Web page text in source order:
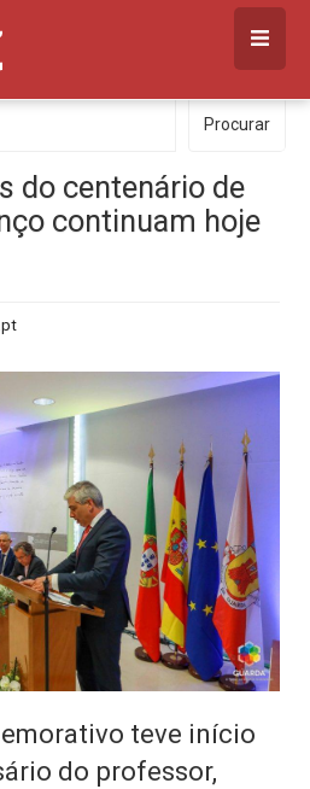
Procurar
do centenário de
continuam hoje
teve início
do professor,